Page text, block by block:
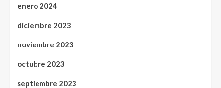
enero 2024
diciembre 2023
noviembre 2023
octubre 2023
septiembre 2023